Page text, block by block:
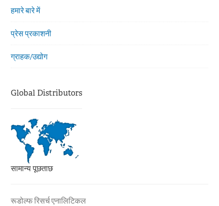
हमारे बारे में
प्रेस प्रकाशनी
ग्राहक/उद्योग
Global Distributors
सामान्य पूछताछ
रूडोल्फ रिसर्च एनालिटिकल